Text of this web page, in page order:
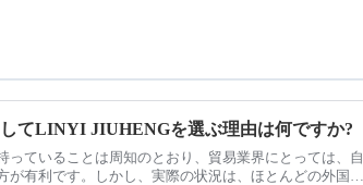
てLINYI JIUHENGを選ぶ理由は何ですか?
っていることは周知のとおり、貿易業界にとっては、自
が有利です。しかし、実際の状況は、ほとんどの外国人